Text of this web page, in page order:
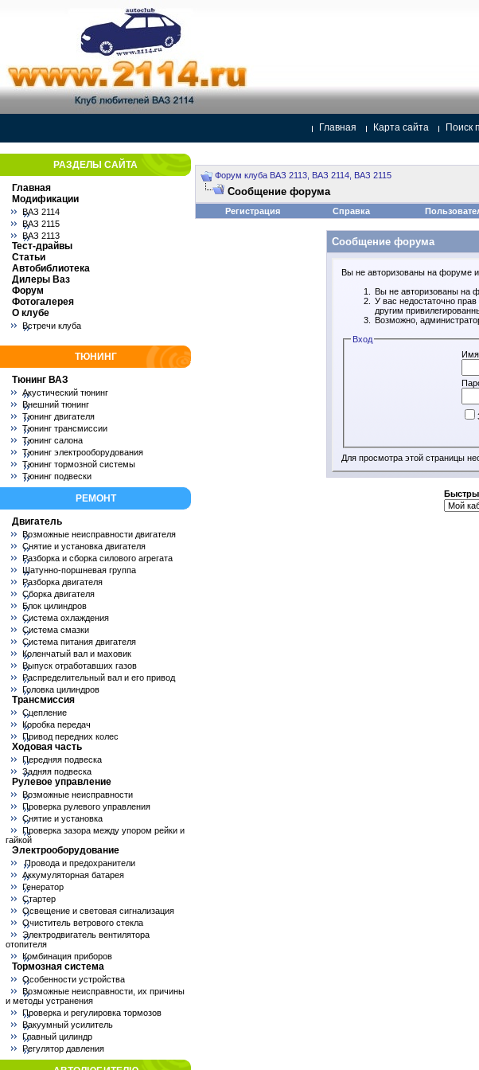
Главная Карта сайта Поиск
РАЗДЕЛЫ САЙТА
Главная
Модификации
ВАЗ 2114
ВАЗ 2115
ВАЗ 2113
Тест-драйвы
Статьи
Автобиблиотека
Дилеры Ваз
Форум
Фотогалерея
О клубе
Встречи клуба
ТЮНИНГ
Тюнинг ВАЗ
Акустический тюнинг
Внешний тюнинг
Тюнинг двигателя
Тюнинг трансмиссии
Тюнинг салона
Тюнинг электрооборудования
Тюнинг тормозной системы
Тюнинг подвески
РЕМОНТ
Двигатель
Возможные неисправности двигателя
Снятие и установка двигателя
Разборка и сборка силового агрегата
Шатунно-поршневая группа
Разборка двигателя
Сборка двигателя
Блок цилиндров
Система охлаждения
Система смазки
Система питания двигателя
Коленчатый вал и маховик
Выпуск отработавших газов
Распределительный вал и его привод
Головка цилиндров
Трансмиссия
Сцепление
Коробка передач
Привод передних колес
Ходовая часть
Передняя подвеска
Задняя подвеска
Рулевое управление
Возможные неисправности
Проверка рулевого управления
Снятие и установка
Проверка зазора между упором рейки и
гайкой
Электрооборудование
Провода и предохранители
Аккумуляторная батарея
Генератор
Стартер
Освещение и световая сигнализация
Очиститель ветрового стекла
Электродвигатель вентилятора
отопителя
Комбинация приборов
Тормозная система
Особенности устройства
Возможные неисправности, их причины
и методы устранения
Проверка и регулировка тормозов
Вакуумный усилитель
Главный цилиндр
Регулятор давления
Форум клуба ВАЗ 2113, ВАЗ 2114, ВАЗ 2115
Сообщение форума
Регистрация Справка
Сообщение форума
Вы не авторизованы на форуме
Вы не авторизованы на
У вас недостаточно
другим
Возможно,
Вход
Для просмотра этой страницы